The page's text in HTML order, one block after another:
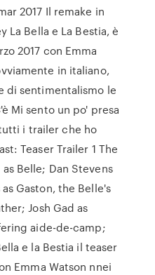
2017 Il remake in
La Bella e La Bestia, è
2017 con Emma
in italiano,
di sentimentalismo le
Mi sento un po' presa
i trailer che ho
Teaser Trailer 1 The
Belle; Dan Stevens
Gaston, the Belle's
Josh Gad as
aide-de-camp;
e la Bestia il teaser
Emma Watson nnei